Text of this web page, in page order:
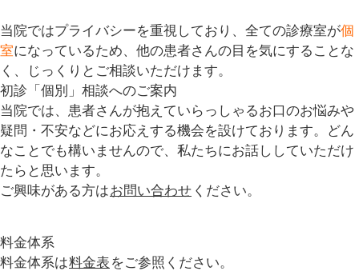
当院ではプライバシーを重視しており、全ての診療室が個
室になっているため、他の患者さんの目を気にすることな
く、じっくりとご相談いただけます。
初診「個別」相談へのご案内
当院では、患者さんが抱えていらっしゃるお口のお悩みや
疑問・不安などにお応えする機会を設けております。どん
なことでも構いませんので、私たちにお話ししていただけ
たらと思います。
ご興味がある方はお問い合わせ ください。
料金体系
料金体系は料金表 をご参照ください。